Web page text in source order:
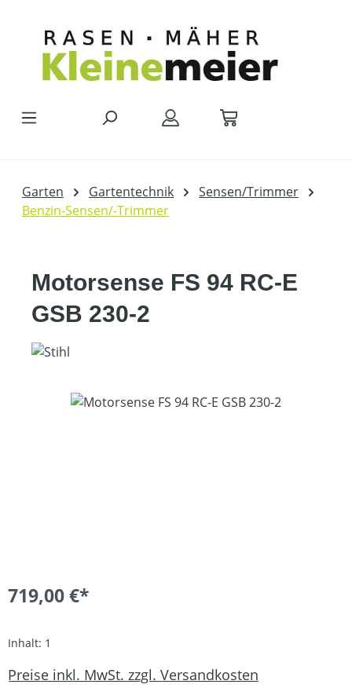
Garten Gartentechnik
Sensen/Trimmer
Benzin-Sensen/-Trimmer
Motorsense FS 94 RC-E
GSB 230-2
Bildergalerie überspringen
719,00 €*
Inhalt: 1
Preise inkl. MwSt. zzgl. Versandkosten